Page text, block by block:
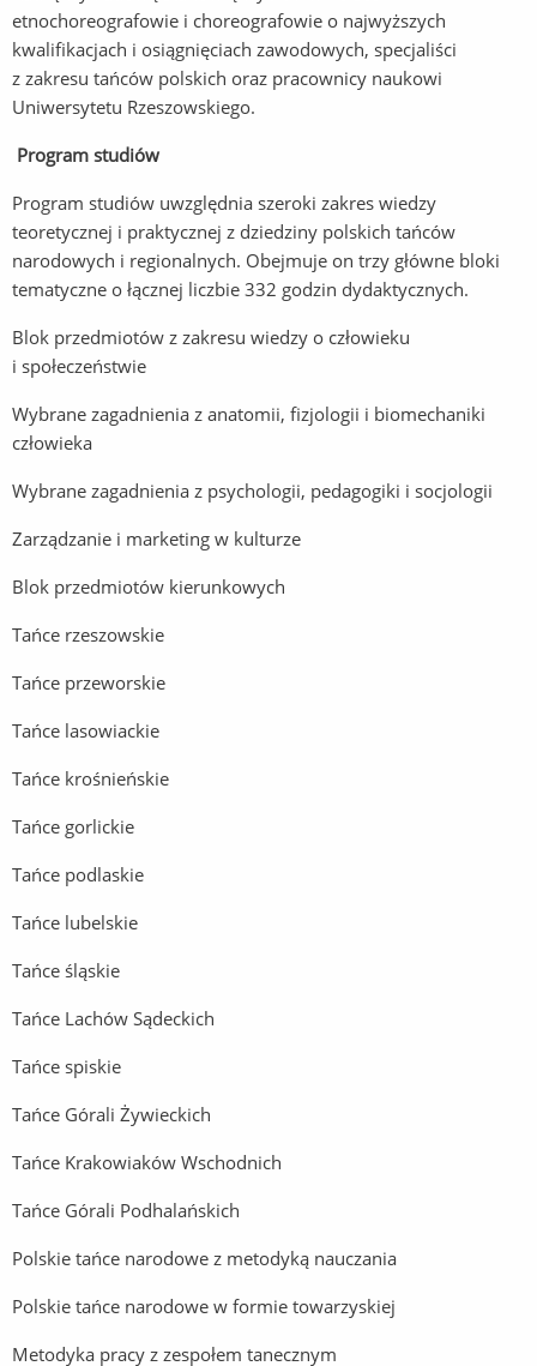
etnochoreografowie i choreografowie o najwyższych
kwalifikacjach i osiągnięciach zawodowych, specjaliści
z zakresu tańców polskich oraz pracownicy naukowi
Uniwersytetu Rzeszowskiego.
Program studiów
Program studiów uwzględnia szeroki zakres wiedzy
teoretycznej i praktycznej z dziedziny polskich tańców
narodowych i regionalnych. Obejmuje on trzy główne bloki
tematyczne o łącznej liczbie 332 godzin dydaktycznych.
Blok przedmiotów z zakresu wiedzy o człowieku
i społeczeństwie
Wybrane zagadnienia z anatomii, fizjologii i biomechaniki
człowieka
Wybrane zagadnienia z psychologii, pedagogiki i socjologii
Zarządzanie i marketing w kulturze
Blok przedmiotów kierunkowych
Tańce rzeszowskie
Tańce przeworskie
Tańce lasowiackie
Tańce krośnieńskie
Tańce gorlickie
Tańce podlaskie
Tańce lubelskie
Tańce śląskie
Tańce Lachów Sądeckich
Tańce spiskie
Tańce Górali Żywieckich
Tańce Krakowiaków Wschodnich
Tańce Górali Podhalańskich
Polskie tańce narodowe z metodyką nauczania
Polskie tańce narodowe w formie towarzyskiej
Metodyka pracy z zespołem tanecznym